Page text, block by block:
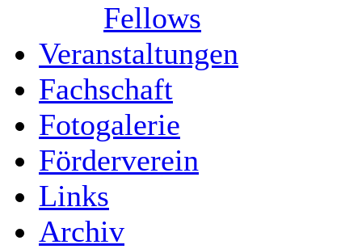
Fellows
Veranstaltungen
Fachschaft
Fotogalerie
Förderverein
Links
Archiv